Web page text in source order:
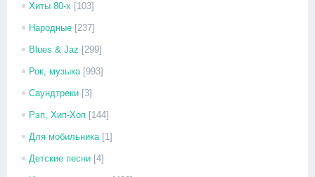
Хиты 80-х [103]
Народные [237]
Blues & Jaz [299]
Рок, музыка [993]
Саундтреки [3]
Рэп, Хип-Хоп [144]
Для мобильника [1]
Детские песни [4]